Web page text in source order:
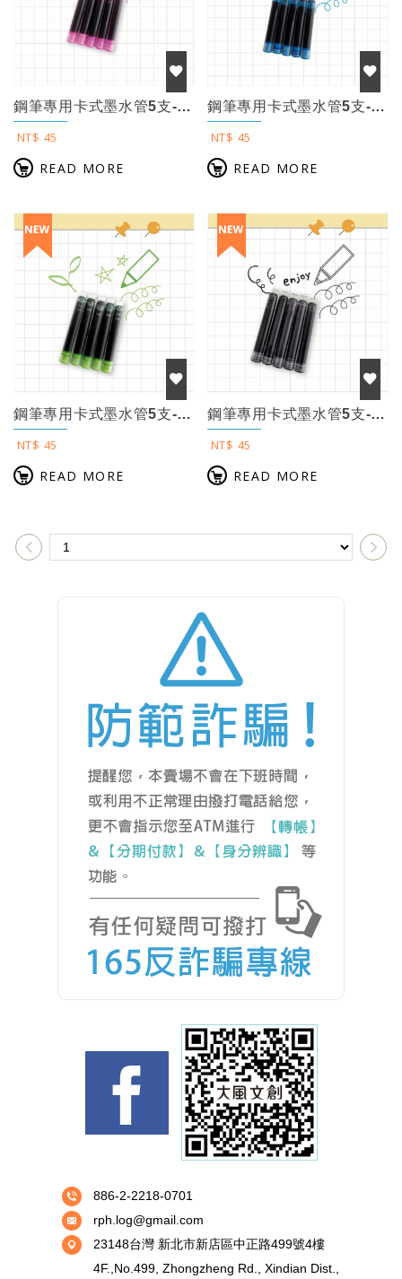
鋼筆專用卡式墨水管5支- -2.6mm歐規【粉桃紅】
NT$ 45
READ MORE
鋼筆專用卡式墨水管5支-2.6mm歐規 【天藍】
NT$ 45
READ MORE
鋼筆專用卡式墨水管5支-2.6mm歐規【竹綠色】
NT$ 45
READ MORE
鋼筆專用卡式墨水管5支-2.6mm歐規【黑色】
NT$ 45
READ MORE
886-2-2218-0701
rph.log@gmail.com
23148台灣 新北市新店區中正路499號4樓
4F.,No.499, Zhongzheng Rd., Xindian Dist.,